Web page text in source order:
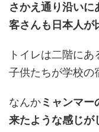
さかえ通り沿い
客さんも日本人が
トイレは二階に
子供たちが学校の
なんかミャンマ
来たような感じが